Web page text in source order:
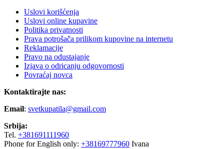
Uslovi korišćenja
Uslovi online kupavine
Politika privatnosti
Prava potrošača prilikom kupovine na internetu
Reklamacije
Pravo na odustajanje
Izjava o odricanju odgovornosti
Povraćaj novca
Kontaktirajte nas:
Email: svetkupatila@gmail.com
Srbija:
Tel. +381691111960
Phone for English only: +38169777960 Ivana